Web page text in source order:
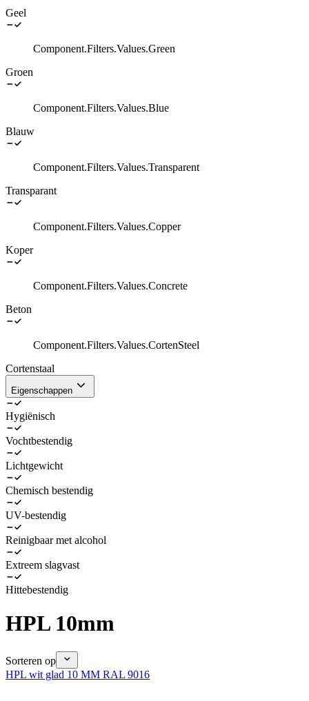
Geel
Component.Filters.Values.Green
Groen
Component.Filters.Values.Blue
Blauw
Component.Filters.Values.Transparent
Transparant
Component.Filters.Values.Copper
Koper
Component.Filters.Values.Concrete
Beton
Component.Filters.Values.CortenSteel
Cortenstaal
Eigenschappen
Hygiënisch
Vochtbestendig
Lichtgewicht
Chemisch bestendig
UV-bestendig
Reinigbaar met alcohol
Extreem slagvast
Hittebestendig
HPL 10mm
Sorteren op
HPL wit glad 10 MM RAL 9016